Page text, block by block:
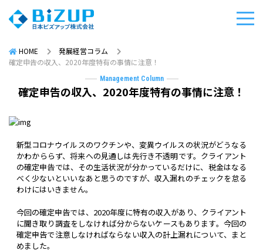
HOME
発展経営コラム
確定申告の収入、2020年度特有の事情に注意！
Management Column
確定申告の収入、2020年度特有の事情に注意！
新型コロナウイルスのワクチンや、変異ウイルスの状況がどうなる
かわかららず、将来への見通しは先行き不透明です。クライアント
の確定申告では、その生活状況が分かっているだけに、税金はなる
べく少ないといいなあと思うのですが、収入漏れのチェックを怠る
わけにはいきません。
今回の確定申告では、2020年度に特有の収入があり、クライアント
に聞き取り調査をしなければ分からないケースもあります。今回の
確定申告で注意しなければならない収入の計上漏れについて、まと
めました。